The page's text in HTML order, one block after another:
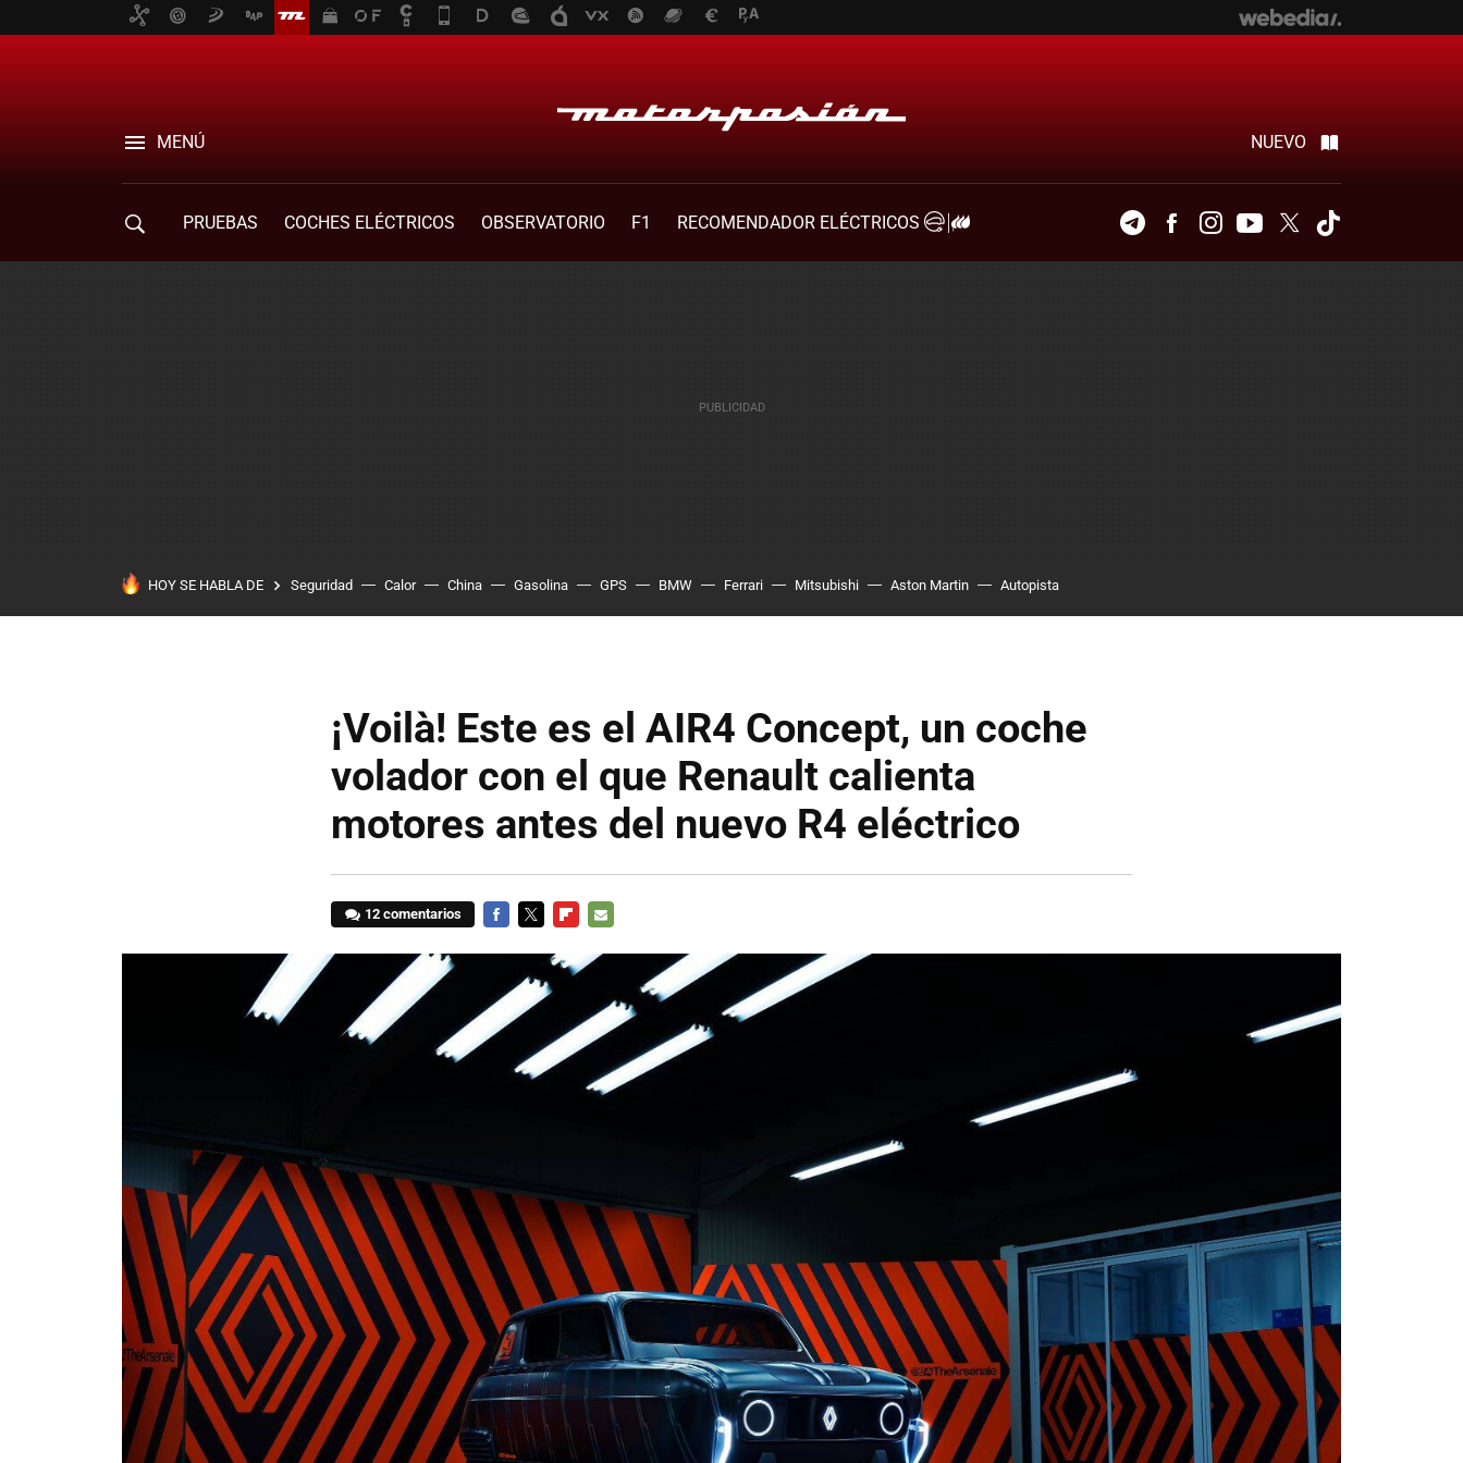
MENÚ NUEVO
PRUEBAS COCHES ELÉCTRICOS OBSERVATORIO F1
RECOMENDADOR ELÉCTRICOS
TelegramFacebookInstagramYoutubeTwitter
HOY SE HABLA DE Seguridad Calor China Gasolina GPS BMW Ferrari Mitsubishi Aston Martin Autopista
¡Voilà! Este es el AIR4 Concept, un coche
volador con el que Renault calienta
motores antes del nuevo R4 eléctrico
12 comentarios
MAIL